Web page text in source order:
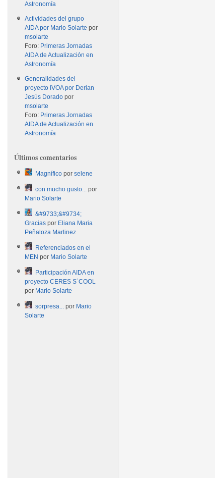
Astronomía
Actividades del grupo
AIDA por Mario Solarte por
msolarte
Foro: Primeras Jornadas
AIDA de Actualización en
Astronomía
Generalidades del
proyecto IVOA por Derian
Jesús Dorado por
msolarte
Foro: Primeras Jornadas
AIDA de Actualización en
Astronomía
Últimos comentarios
Magnífico porselene
con mucho gusto... por
Mario Solarte
&#9733;&#9734;
Gracias por Eliana Maria
Peñaloza Martinez
Referenciados en el
MEN por Mario Solarte
Participación AIDA en
proyecto CERES S´COOL
por Mario Solarte
sorpresa... por Mario
Solarte